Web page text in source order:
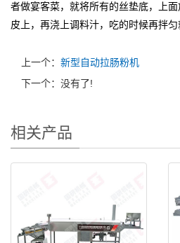
者做宴客菜，就将所有的丝垫底，上
皮上，再浇上调料汁，吃的时候再拌匀
上一个： 新型自动拉肠粉机
下一个：没有了!
相关产品